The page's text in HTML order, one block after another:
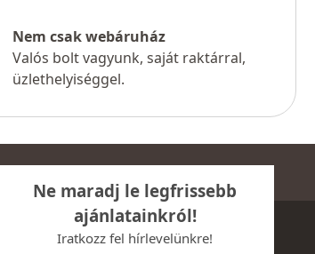
Nem csak webáruház
Valós bolt vagyunk, saját raktárral,
üzlethelyiséggel.
Ne maradj le legfrissebb
ajánlatainkról!
Iratkozz fel hírlevelünkre!